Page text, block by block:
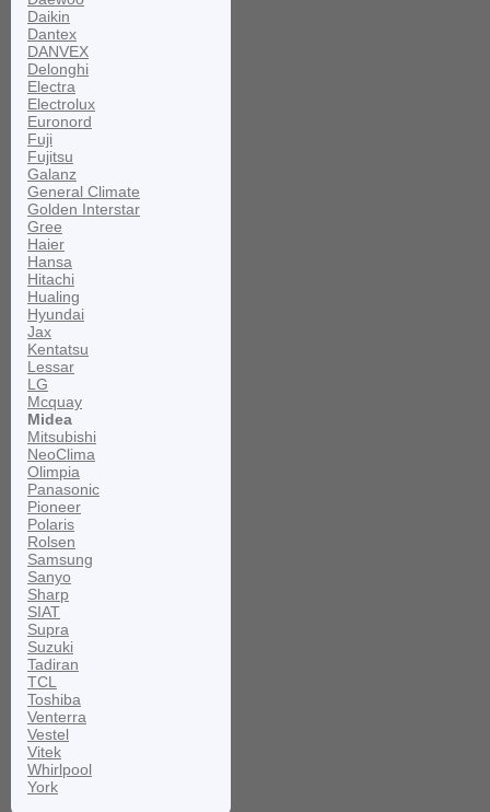
Daikin
Dantex
DANVEX
Delonghi
Electra
Electrolux
Euronord
Fuji
Fujitsu
Galanz
General Climate
Golden Interstar
Gree
Haier
Hansa
Hitachi
Hualing
Hyundai
Jax
Kentatsu
Lessar
LG
Mcquay
Midea
Mitsubishi
NeoClima
Olimpia
Panasonic
Pioneer
Polaris
Rolsen
Samsung
Sanyo
Sharp
SIAT
Supra
Suzuki
Tadiran
TCL
Toshiba
Venterra
Vestel
Vitek
Whirlpool
York